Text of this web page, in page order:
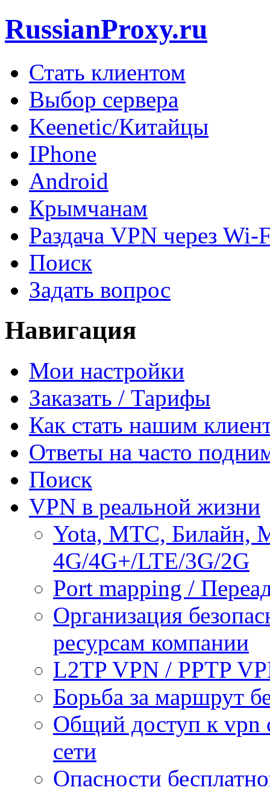
RussianProxy.ru
Стать клиентом
Выбор сервера
Keenetic/Китайцы
IPhone
Android
Крымчанам
Раздача VPN через Wi-
Поиск
Задать вопрос
Навигация
Мои настройки
Заказать / Тарифы
Как стать нашим
Ответы на часто
Поиск
VPN в реальной жизни
Yota, МТС, Билайн,
4G/4G+/LTE/3G/2G
Port mapping /
Организация
ресурсам компании
L2TP VPN / PPTP
Борьба за маршрут
Общий доступ к vpn
сети
Опасности